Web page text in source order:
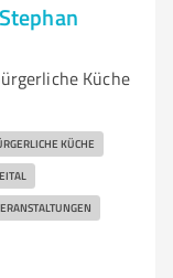
Küche
KÜCHE